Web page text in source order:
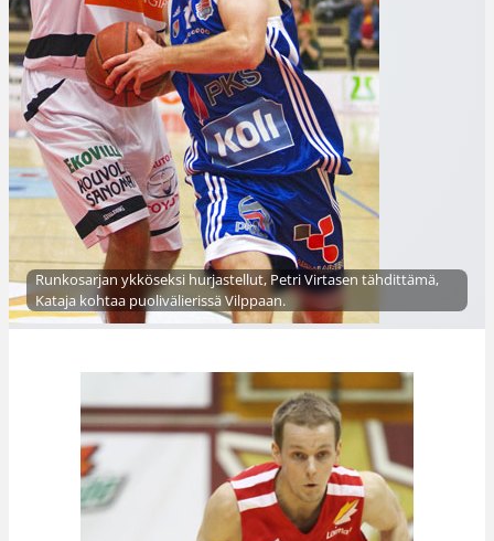
Runkosarjan ykköseksi hurjastellut, Petri Virtasen tähdittämä,
Kataja kohtaa puolivälierissä Vilppaan.